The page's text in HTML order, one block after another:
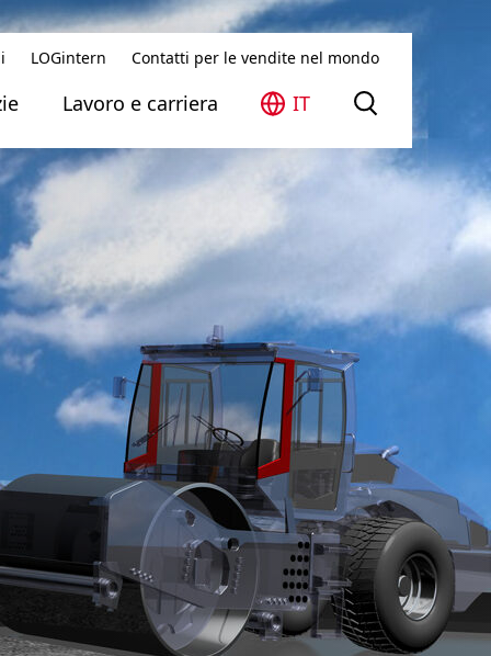
LOGintern Contatti per le vendite nel mondo
Lavoro e carriera IT